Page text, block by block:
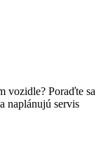
vozidle? Poraďte sa
naplánujú servis